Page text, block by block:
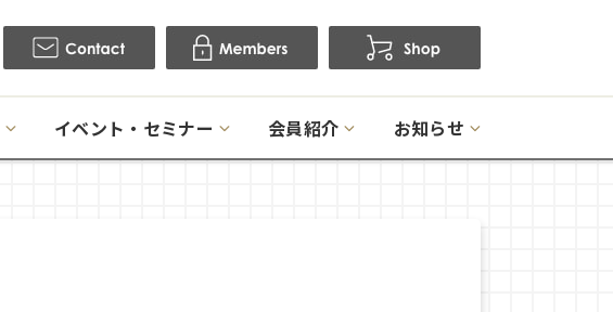
イベント・セミナー 会員紹介 お知らせ